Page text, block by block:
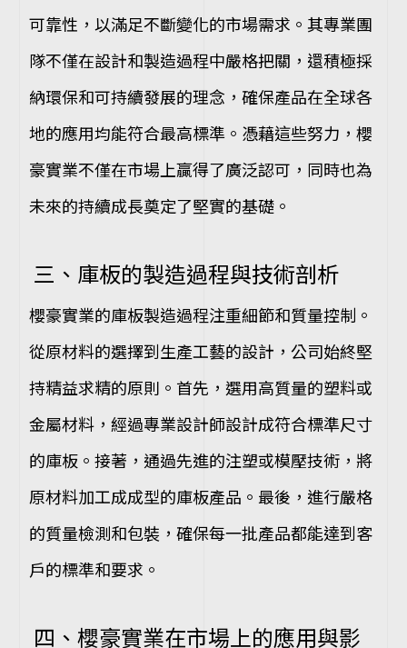
可靠性，以滿足不斷變化的市場需求。其專業團
隊不僅在設計和製造過程中嚴格把關，還積極採
納環保和可持續發展的理念，確保產品在全球各
地的應用均能符合最高標準。憑藉這些努力，櫻
豪實業不僅在市場上贏得了廣泛認可，同時也為
未來的持續成長奠定了堅實的基礎。
三、庫板的製造過程與技術剖析
櫻豪實業的庫板製造過程注重細節和質量控制。
從原材料的選擇到生產工藝的設計，公司始終堅
持精益求精的原則。首先，選用高質量的塑料或
金屬材料，經過專業設計師設計成符合標準尺寸
的庫板。接著，通過先進的注塑或模壓技術，將
原材料加工成成型的庫板產品。最後，進行嚴格
的質量檢測和包裝，確保每一批產品都能達到客
戶的標準和要求。
四、櫻豪實業在市場上的應用與影